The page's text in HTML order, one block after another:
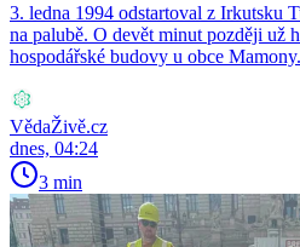
3. ledna 1994 odstartoval z Irkutsku
na palubě. O devět minut později už
hospodářské budovy u obce
VědaŽivě.cz
dnes, 04:24
3 min